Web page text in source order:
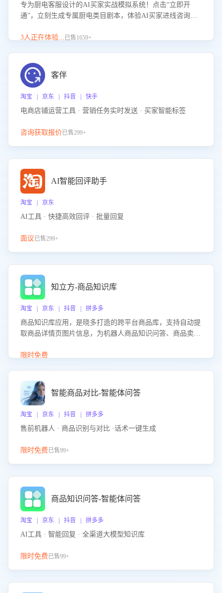
专为厨电客服设计的AI买家实战模拟系统！点击“立即开
通”，立刻生成专属厨电类目剧本，体验AI买家进线咨询真
实场景应对技巧！
3人正在体验...已售1659+
客伴
淘宝 | 京东 | 抖音 | 快手
电商店铺运营工具 · 营销任务实时发送 · 买家智能标签
咨询获取报价已售299+
AI智能回评助手
淘宝 | 京东
AI工具 · 快捷高效回评 · 批量回复
面议已售299+
知立方-商品知识库
淘宝 | 京东 | 抖音 | 拼多多
商品知识库应用，是晓多打造的跨平台商品库，支持自动提
取商品详情页图片信息，为机器人商品知识问答、商品卖点
限时免费
智能商品对比-智能体问答
淘宝 | 京东 | 抖音 | 拼多多
售前机器人 · 商品识别与对比 ·话术一键生成
限时免费已售99+
商品知识问答-智能体问答
淘宝 | 京东 | 抖音 | 拼多多
AI工具 · 智能回复 · 全渠道大模型知识库
限时免费已售99+